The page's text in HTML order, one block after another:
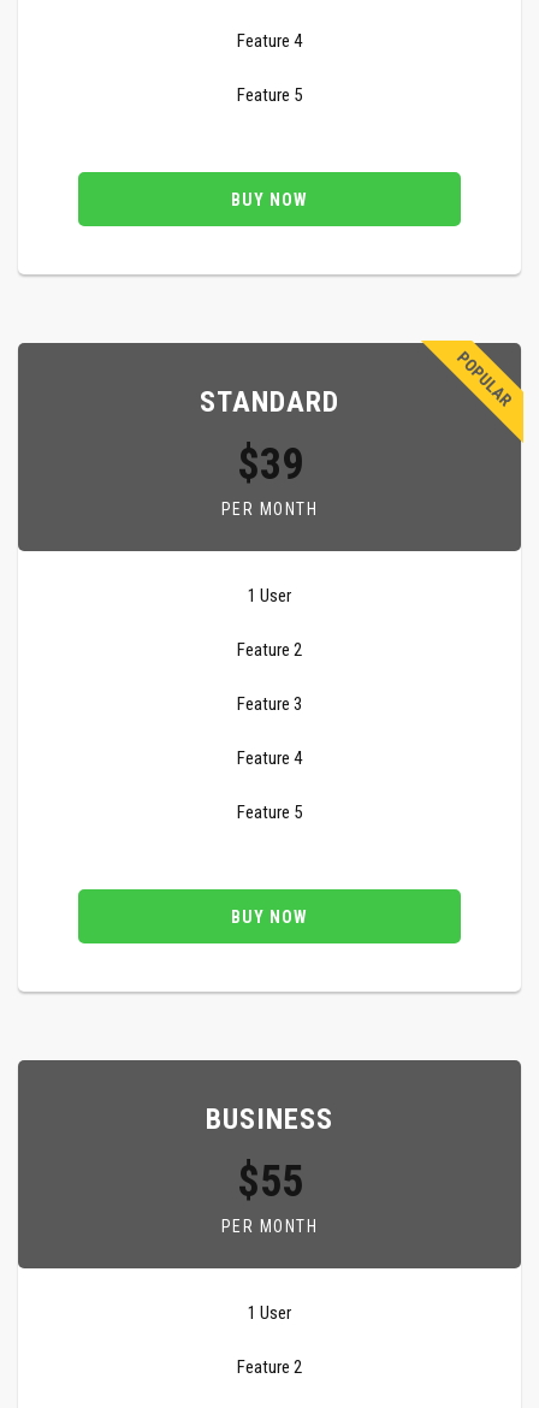
Feature 4
Feature 5
BUY NOW
POPULAR
STANDARD
$39
PER MONTH
1 User
Feature 2
Feature 3
Feature 4
Feature 5
BUY NOW
BUSINESS
$55
PER MONTH
1 User
Feature 2